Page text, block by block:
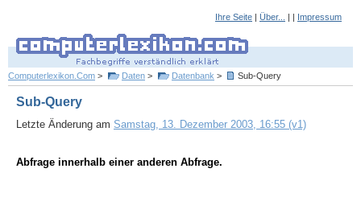
Ihre Seite | Über... | | Impressum
Computerlexikon.Com > Daten > Datenbank > Sub-Query
Sub-Query
Letzte Änderung am Samstag, 13. Dezember 2003, 16:55 (v1)
Abfrage innerhalb einer anderen Abfrage.